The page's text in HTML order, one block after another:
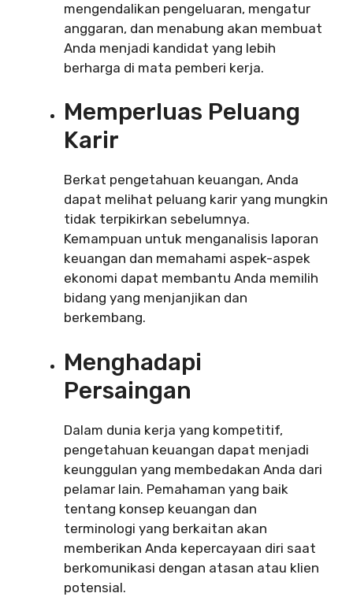
mengendalikan pengeluaran, mengatur
anggaran, dan menabung akan membuat
Anda menjadi kandidat yang lebih
berharga di mata pemberi kerja.
Memperluas Peluang
Karir
Berkat pengetahuan keuangan, Anda
dapat melihat peluang karir yang mungkin
tidak terpikirkan sebelumnya.
Kemampuan untuk menganalisis laporan
keuangan dan memahami aspek-aspek
ekonomi dapat membantu Anda memilih
bidang yang menjanjikan dan
berkembang.
Menghadapi
Persaingan
Dalam dunia kerja yang kompetitif,
pengetahuan keuangan dapat menjadi
keunggulan yang membedakan Anda dari
pelamar lain. Pemahaman yang baik
tentang konsep keuangan dan
terminologi yang berkaitan akan
memberikan Anda kepercayaan diri saat
berkomunikasi dengan atasan atau klien
potensial.